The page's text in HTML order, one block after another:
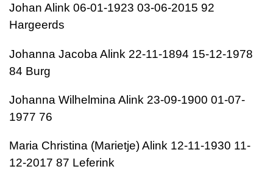
Johan Alink 06-01-1923 03-06-2015 92
Hargeerds
Johanna Jacoba Alink 22-11-1894 15-12-1978
84 Burg
Johanna Wilhelmina Alink 23-09-1900 01-07-
1977 76
Maria Christina (Marietje) Alink 12-11-1930 11-
12-2017 87 Leferink